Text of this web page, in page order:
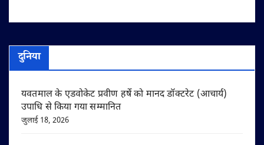
दुनिया
यवतमाल के एडवोकेट प्रवीण हर्षे को मानद डॉक्टरेट (आचार्य)
उपाधि से किया गया सम्मानित
जुलाई 18, 2026